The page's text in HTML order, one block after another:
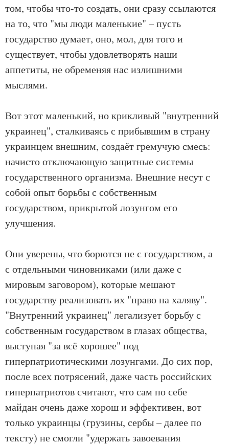
том, чтобы что-то создать, они сразу ссылаются
на то, что "мы люди маленькие" – пусть
государство думает, оно, мол, для того и
существует, чтобы удовлетворять наши
аппетиты, не обременяя нас излишними
мыслями.
Вот этот маленький, но крикливый "внутренний
украинец", сталкиваясь с прибывшим в страну
украинцем внешним, создаёт гремучую смесь:
начисто отключающую защитные системы
государственного организма. Внешние несут с
собой опыт борьбы с собственным
государством, прикрытой лозунгом его
улучшения.
Они уверены, что борются не с государством, а
с отдельными чиновниками (или даже с
мировым заговором), которые мешают
государству реализовать их "право на халяву".
"Внутренний украинец" легализует борьбу с
собственным государством в глазах общества,
выступая "за всё хорошее" под
гиперпатриотическими лозунгами. До сих пор,
после всех потрясений, даже часть российских
гиперпатриотов считают, что сам по себе
майдан очень даже хорош и эффективен, вот
только украинцы (грузины, сербы – далее по
тексту) не смогли "удержать завоевания